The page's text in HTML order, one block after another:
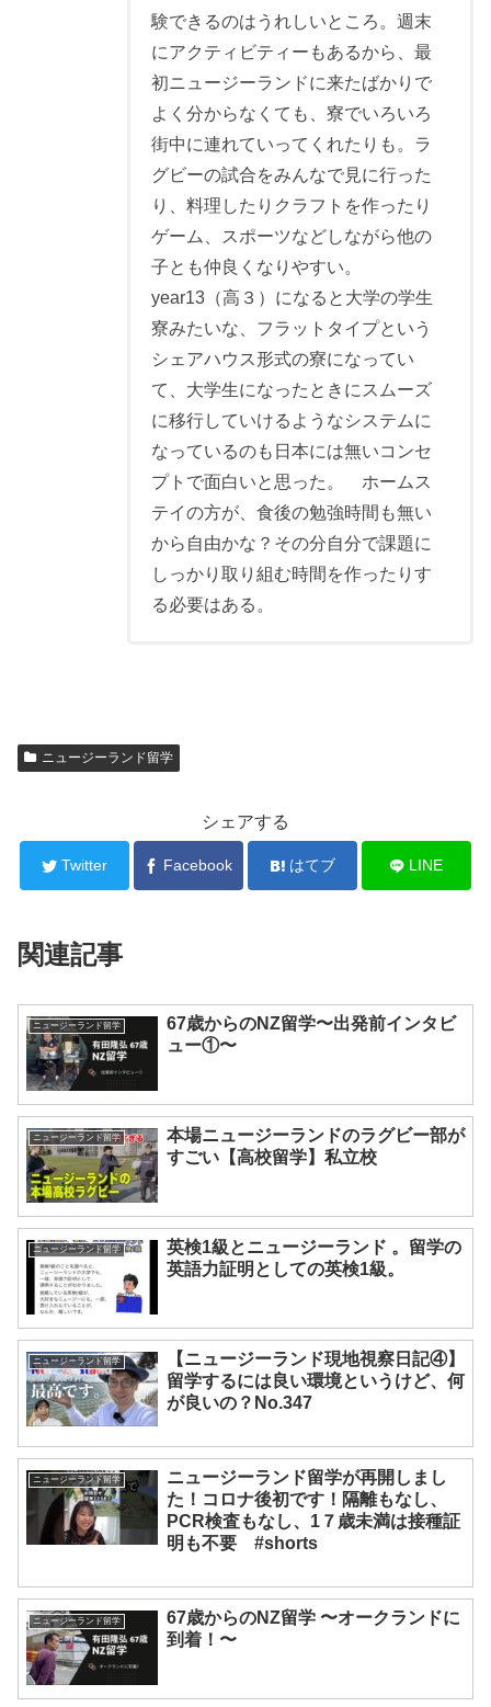
験できるのはうれしいところ。週末
にアクティビティーもあるから、最
初ニュージーランドに来たばかりで
よく分からなくても、寮でいろいろ
街中に連れていってくれたりも。ラ
グビーの試合をみんなで見に行った
り、料理したりクラフトを作ったり
ゲーム、スポーツなどしながら他の
子とも仲良くなりやすい。
year13（高３）になると大学の学生
寮みたいな、フラットタイプという
シェアハウス形式の寮になってい
て、大学生になったときにスムーズ
に移行していけるようなシステムに
なっているのも日本には無いコンセ
プトで面白いと思った。 ホームス
テイの方が、食後の勉強時間も無い
から自由かな？その分自分で課題に
しっかり取り組む時間を作ったりす
る必要はある。
ニュージーランド留学
シェアする
Twitter Facebook はてブ LINE
関連記事
ニュージーランド留学
67歳からのNZ留学〜出発前インタビ
ュー①〜
ニュージーランド留学
本場ニュージーランドのラグビー部が
すごい【高校留学】私立校
ニュージーランド留学
英検1級とニュージーランド 。留学の
英語力証明としての英検1級。
ニュージーランド留学
【ニュージーランド現地視察日記④】
留学するには良い環境というけど、何
が良いの？No.347
ニュージーランド留学
ニュージーランド留学が再開しまし
た！コロナ後初です！隔離もなし、
PCR検査もなし、1７歳未満は接種証
明も不要 #shorts
ニュージーランド留学
67歳からのNZ留学 〜オークランドに
到着！〜